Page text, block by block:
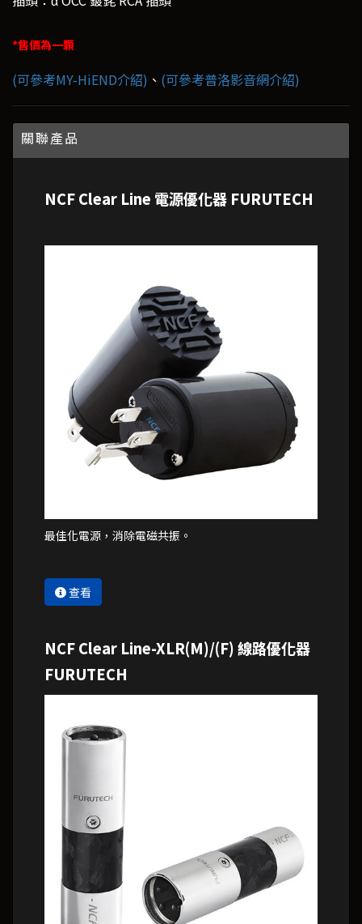
*售價為一顆
(可參考MY-HiEND介紹) 、 (可參考普洛影音網介紹)
關聯產品
最佳化電源，消除電磁共振。
查看
NCF Clear Line 電源優化器 FURUTECH
NCF Clear Line-XLR(M)/(F) 線路優化器
FURUTECH